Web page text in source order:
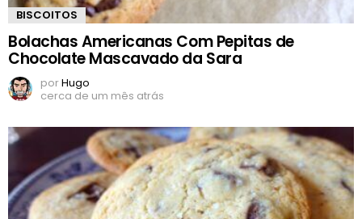
BISCOITOS
Bolachas Americanas Com Pepitas de
Chocolate Mascavado da Sara
porHugo
cerca de um mês atrás